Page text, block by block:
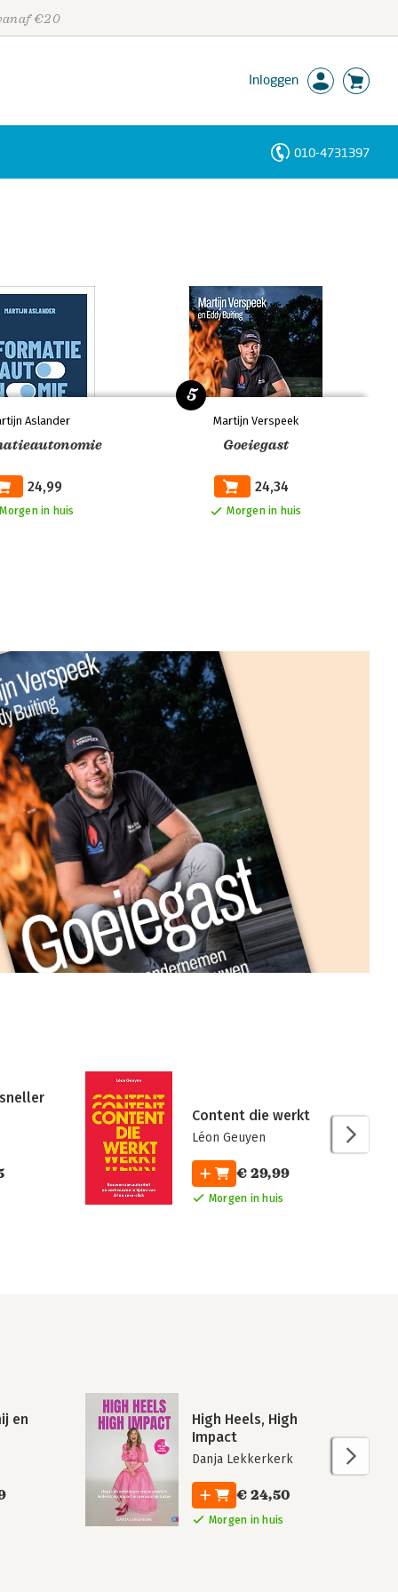
€20
Inloggen
010-4731397
Aslander
24,99
Morgen in huis
Martijn Verspeek
Goeiegast
24,34
Morgen in huis
5
Content die werkt
Léon Geuyen
€ 29,99
Morgen in huis
en
High Heels, High
Impact
Danja Lekkerkerk
€ 24,50
Morgen in huis
Personen